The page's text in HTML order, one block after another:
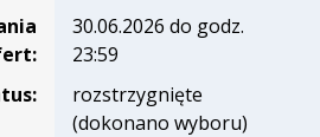
30.06.2026 do godz.
23:59
rozstrzygnięte
(dokonano wyboru)